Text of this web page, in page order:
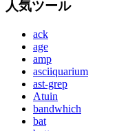
人気ツール
ack
age
amp
asciiquarium
ast-grep
Atuin
bandwhich
bat